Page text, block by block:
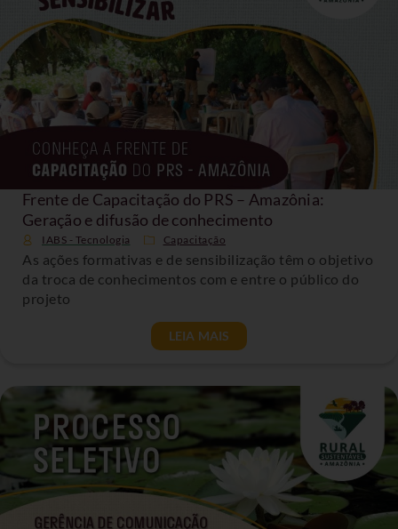
Frente de Capacitação do PRS – Amazônia:
Geração e difusão de conhecimento
IABS - Tecnologia Capacitação
As ações formativas e de sensibilização têm o objetivo
da troca de conhecimentos com e entre o público do
projeto
LEIA MAIS